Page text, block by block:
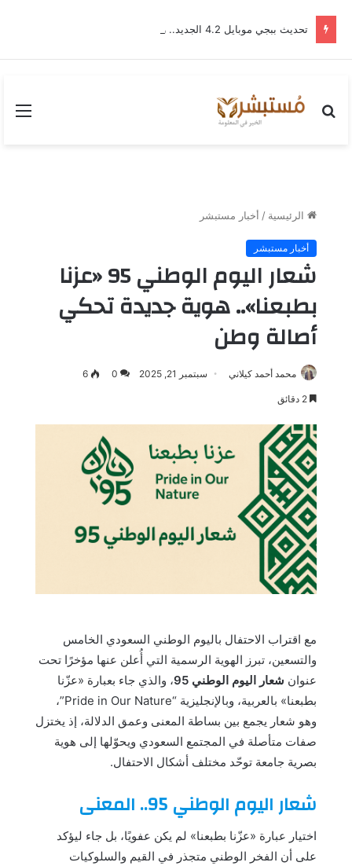
بحث
الرئيسية / أخبار مستبشر
أخبار مستبشر
شعار اليوم الوطني 95 «عزنا
بطبعنا».. هوية جديدة تحكي
أصالة وطن
محمد أحمد كيلاني سبتمبر 21, 2025 0
6
مع اقتراب الاحتفال باليوم الوطني السعودي الخامس
والتسعين، تبرز الهوية الرسمية التي أُعلن عنها مؤخرًا تحت
عنوان شعار اليوم الوطني 95
، والذي جاء بعبارة «عزّنا
بطبعنا» بالعربية، وبالإنجليزية “Pride in Our Nature”،
وهو شعار يجمع بين بساطة المعنى وعمق الدلالة، إذ يختزل
صفات متأصلة في المجتمع السعودي ويحوّلها إلى هوية
بصرية جامعة توحّد مختلف أشكال الاحتفال.
شعار اليوم الوطني 95.. المعنى
اختيار عبارة «عزّنا بطبعنا» لم يكن عفويًا، بل جاء ليؤكد
على أن الفخر الوطني متجذر في القيم والسلوكيات